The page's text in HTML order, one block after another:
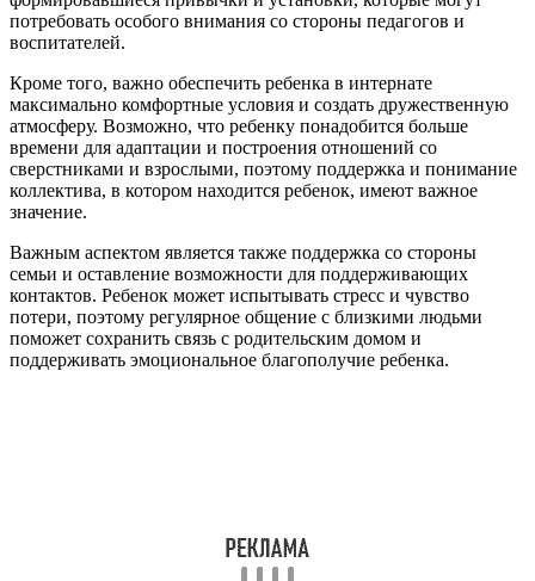
потребовать особого внимания со стороны педагогов и
воспитателей.
Кроме того, важно обеспечить ребенка в интернате
максимально комфортные условия и создать дружественную
атмосферу. Возможно, что ребенку понадобится больше
времени для адаптации и построения отношений со
сверстниками и взрослыми, поэтому поддержка и понимание
коллектива, в котором находится ребенок, имеют важное
значение.
Важным аспектом является также поддержка со стороны
семьи и оставление возможности для поддерживающих
контактов. Ребенок может испытывать стресс и чувство
потери, поэтому регулярное общение с близкими людьми
поможет сохранить связь с родительским домом и
поддерживать эмоциональное благополучие ребенка.